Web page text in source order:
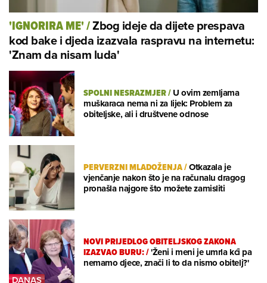
'IGNORIRA ME'/Zbog ideje da dijete prespava
kod bake i djeda izazvala raspravu na internetu:
'Znam da nisam luda'
SPOLNI NESRAZMJER/U ovim zemljama
muškaraca nema ni za lijek: Problem za
obiteljske, ali i društvene odnose
PERVERZNI MLADOŽENJA/Otkazala je
vjenčanje nakon što je na računalu dragog
pronašla najgore što možete zamisliti
NOVI PRIJEDLOG OBITELJSKOG ZAKONA
IZAZVAO BURU:/'Ženi i meni je umrla kći pa
nemamo djece, znači li to da nismo obitelj?'